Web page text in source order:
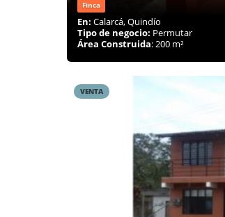
Finca
En: Calarcá, Quindío
Tipo de negocio: Permutar
Área Construida: 200 m²
VENTA